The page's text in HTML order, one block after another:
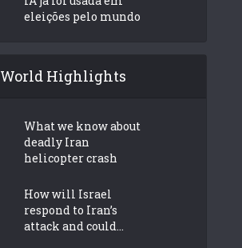
eleições pelo mundo
World Highlights
What we know about
deadly Iran
helicopter crash
How will Israel
respond to Iran’s
attack and could...